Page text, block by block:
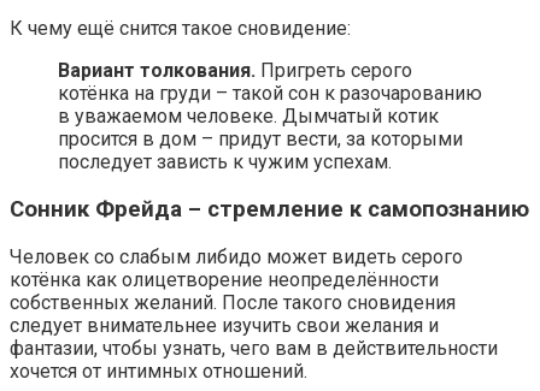
К чему ещё снится такое сновидение:
Вариант толкования. Пригреть серого
котёнка на груди – такой сон к разочарованию
в уважаемом человеке. Дымчатый котик
просится в дом – придут вести, за которыми
последует зависть к чужим успехам.
Сонник Фрейда – стремление к самопознанию
Человек со слабым либидо может видеть серого
котёнка как олицетворение неопределённости
собственных желаний. После такого сновидения
следует внимательнее изучить свои желания и
фантазии, чтобы узнать, чего вам в действительности
хочется от интимных отношений.